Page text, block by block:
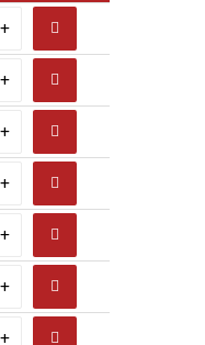
+
+
+
+
+
+
+